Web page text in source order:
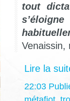
tout
Venaissin,
Lire la
22:03